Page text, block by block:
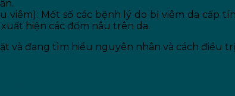
viêm): Mốt số các bệnh lý do bị viêm da cấp
hiện các đốm nâu trên da.